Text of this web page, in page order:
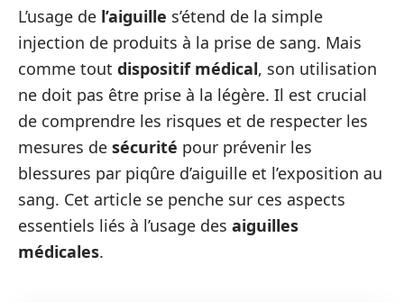
L’usage de l’aiguille s’étend de la simple
injection de produits à la prise de sang. Mais
comme tout dispositif médical, son utilisation
ne doit pas être prise à la légère. Il est crucial
de comprendre les risques et de respecter les
mesures de sécurité pour prévenir les
blessures par piqûre d’aiguille et l’exposition au
sang. Cet article se penche sur ces aspects
essentiels liés à l’usage des aiguilles
médicales.